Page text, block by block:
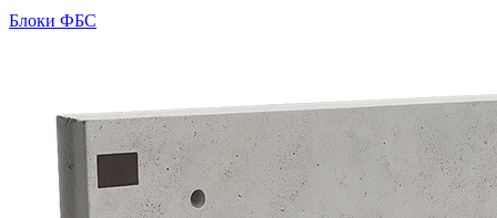
Блоки ФБС